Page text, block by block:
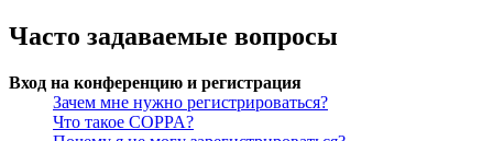
Часто задаваемые вопросы
Вход на конференцию и регистрация
Зачем мне нужно регистрироваться?
Что такое COPPA?